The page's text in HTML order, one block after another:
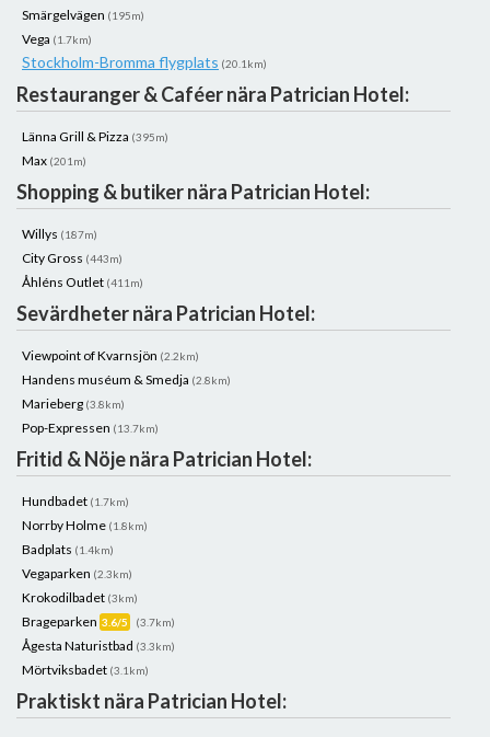
Smärgelvägen (195m)
Vega (1.7km)
Stockholm-Bromma flygplats (20.1km)
Restauranger & Caféer nära Patrician Hotel:
Länna Grill & Pizza (395m)
Max (201m)
Shopping & butiker nära Patrician Hotel:
Willys (187m)
City Gross (443m)
Åhléns Outlet (411m)
Sevärdheter nära Patrician Hotel:
Viewpoint of Kvarnsjön (2.2km)
Handens muséum & Smedja (2.8km)
Marieberg (3.8km)
Pop-Expressen (13.7km)
Fritid & Nöje nära Patrician Hotel:
Hundbadet (1.7km)
Norrby Holme (1.8km)
Badplats (1.4km)
Vegaparken (2.3km)
Krokodilbadet (3km)
Brageparken 3.6/5 (3.7km)
Ågesta Naturistbad (3.3km)
Mörtviksbadet (3.1km)
Praktiskt nära Patrician Hotel: